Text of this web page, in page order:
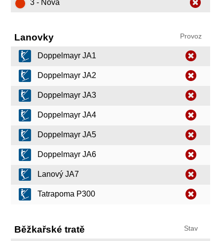
3 - Nová
Lanovky Provoz
Doppelmayr JA1
Doppelmayr JA2
Doppelmayr JA3
Doppelmayr JA4
Doppelmayr JA5
Doppelmayr JA6
Lanový JA7
Tatrapoma P300
Běžkařské tratě Stav